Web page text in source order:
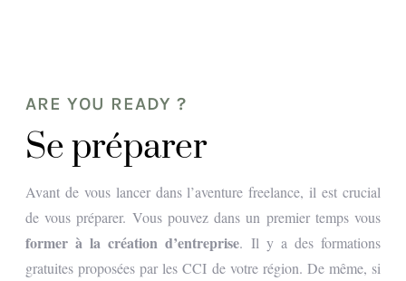
ARE YOU READY ?
Se préparer
Avant de vous lancer dans l’aventure freelance, il est crucial
de vous préparer. Vous pouvez dans un premier temps vous
former à la création d’entreprise. Il y a des formations
gratuites proposées par les CCI de votre région. De même, si